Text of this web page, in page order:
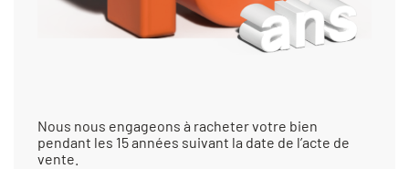
Nous nous engageons à racheter votre bien
pendant les 15 années suivant la date de l’acte de
vente.